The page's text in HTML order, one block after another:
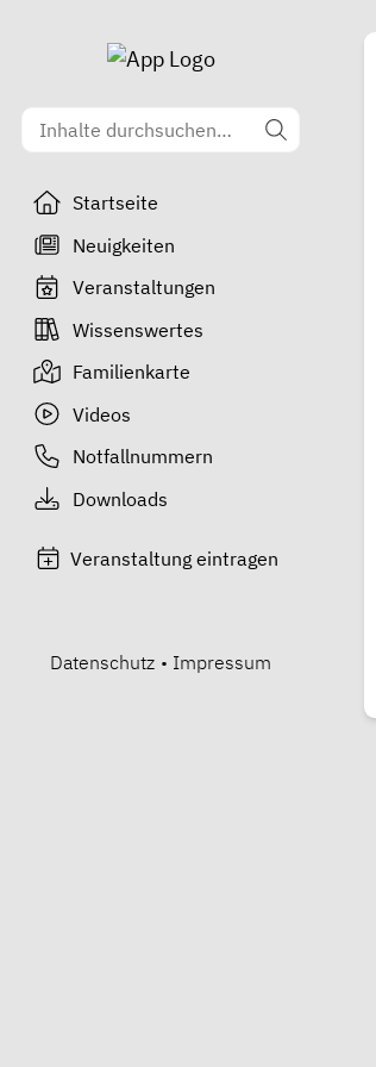
Startseite
Neuigkeiten
Veranstaltungen
Wissenswertes
Familienkarte
Videos
Notfallnummern
Downloads
Veranstaltung eintragen
Datenschutz • Impressum